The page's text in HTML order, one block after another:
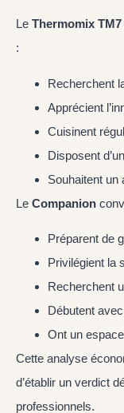
Le Thermomix TM7
:
Recherchent
Apprécient
Cuisinent
Disposent
Souhaitent
Le Companion
Préparent de
Privilégient la
Recherchent
Débutent
Ont un
Cette analyse
d’établir un verdict
professionnels.